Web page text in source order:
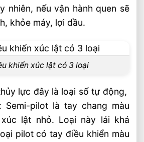
nhiên, nếu vận hành quen sẽ
khỏe máy, lợi dầu.
khiển xúc lật có 3 loại
lực đây là loại số tự động,
Semi-pilot là tay chang màu
lật nhỏ. Loại này lái khá
pilot có tay điều khiển màu